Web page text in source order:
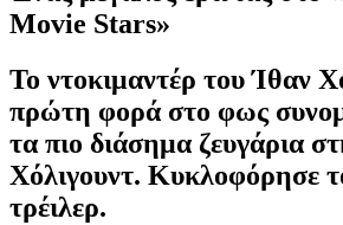
Movie Stars»
Το ντοκιμαντέρ του Ίθαν
πρώτη φορά στο φως
τα πιο διάσημα ζευγάρια
Χόλιγουντ. Κυκλοφόρησε
τρέιλερ.